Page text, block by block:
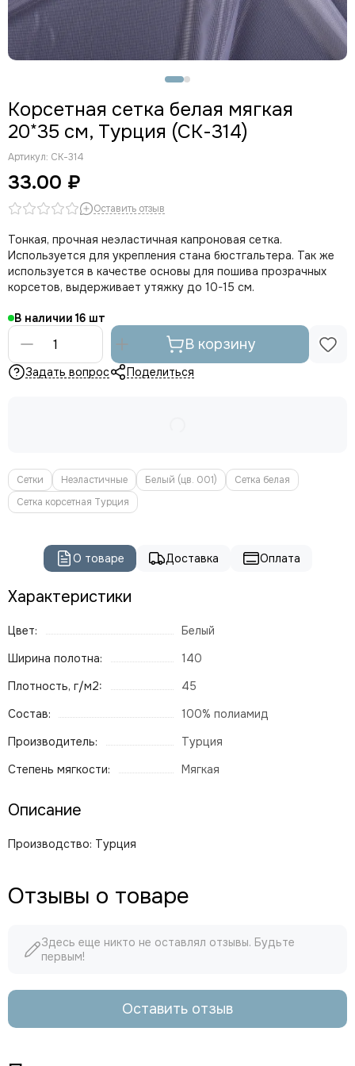
Корсетная cетка белая мягкая
20*35 см, Турция (СК-314)
Артикул: СК-314
33.00 ₽
Оставить отзыв
Тонкая, прочная неэластичная капроновая сетка.
Используется для укрепления стана бюстгальтера. Так же
используется в качестве основы для пошива прозрачных
корсетов, выдерживает утяжку до 10-15 см.
В наличии 16
В корзину
Задать вопрос Поделиться
Сетки Неэластичные Белый (цв. 001)
Сетка белая
Сетка корсетная Турция
О товаре Доставка Оплата
Характеристики
Цвет:
Белый
Ширина полотна:
140
Плотность, г/м2:
45
Состав:
100% полиамид
Производитель:
Турция
Степень мягкости:
Мягкая
Описание
Производство: Турция
Отзывы о товаре
Здесь еще никто не оставлял отзывы. Будьте
первым!
Оставить отзыв